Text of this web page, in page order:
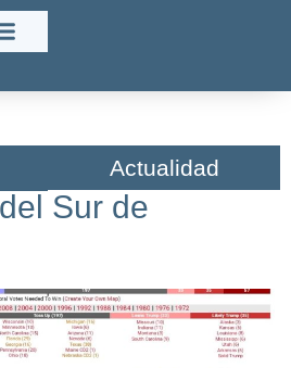
Actualidad
Sur de